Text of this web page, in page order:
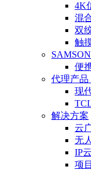
4K
混
双
触
便
代理产
现
解决方案
云
无
IP
项